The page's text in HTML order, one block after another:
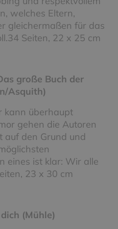
welches Eltern,
gleichermaßen für das
Seiten, 22 x 25 cm
große Buch der
Asquith)
kann überhaupt
gehen die Autoren
auf den Grund und
eines ist klar: Wir alle
23 x 30 cm
(Mühle)